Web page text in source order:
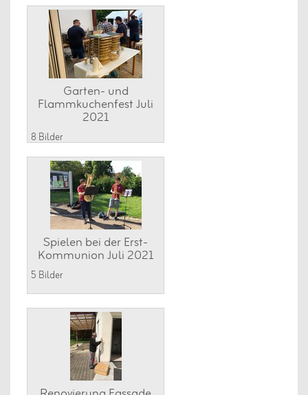
Garten- und
Flammkuchenfest Juli
2021
8 Bilder
Spielen bei der Erst-
Kommunion Juli 2021
5 Bilder